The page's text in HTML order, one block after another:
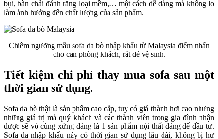
bụi, bàn chải đánh răng loại mềm,… một cách dễ dàng mà không lo
làm ảnh hưởng đến chất lượng của sản phẩm.
Chiêm ngưỡng mẫu sofa da bò nhập khẩu từ Malaysia điểm nhấn
cho căn phòng khách, rất dễ vệ sinh.
Tiết kiệm chi phí thay mua sofa sau một
thời gian sử dụng.
Sofa da bò thật là sản phẩm cao cấp, tuy có giá thành hơi cao nhưng
những giá trị mà quý khách và các thành viên trong gia đình nhận
được sẽ vô cùng xứng đáng là 1 sản phẩm nội thất đáng để đầu tư.
Sofa da nhập khẩu này có thời gian sử dụng lâu dài, không bị hư